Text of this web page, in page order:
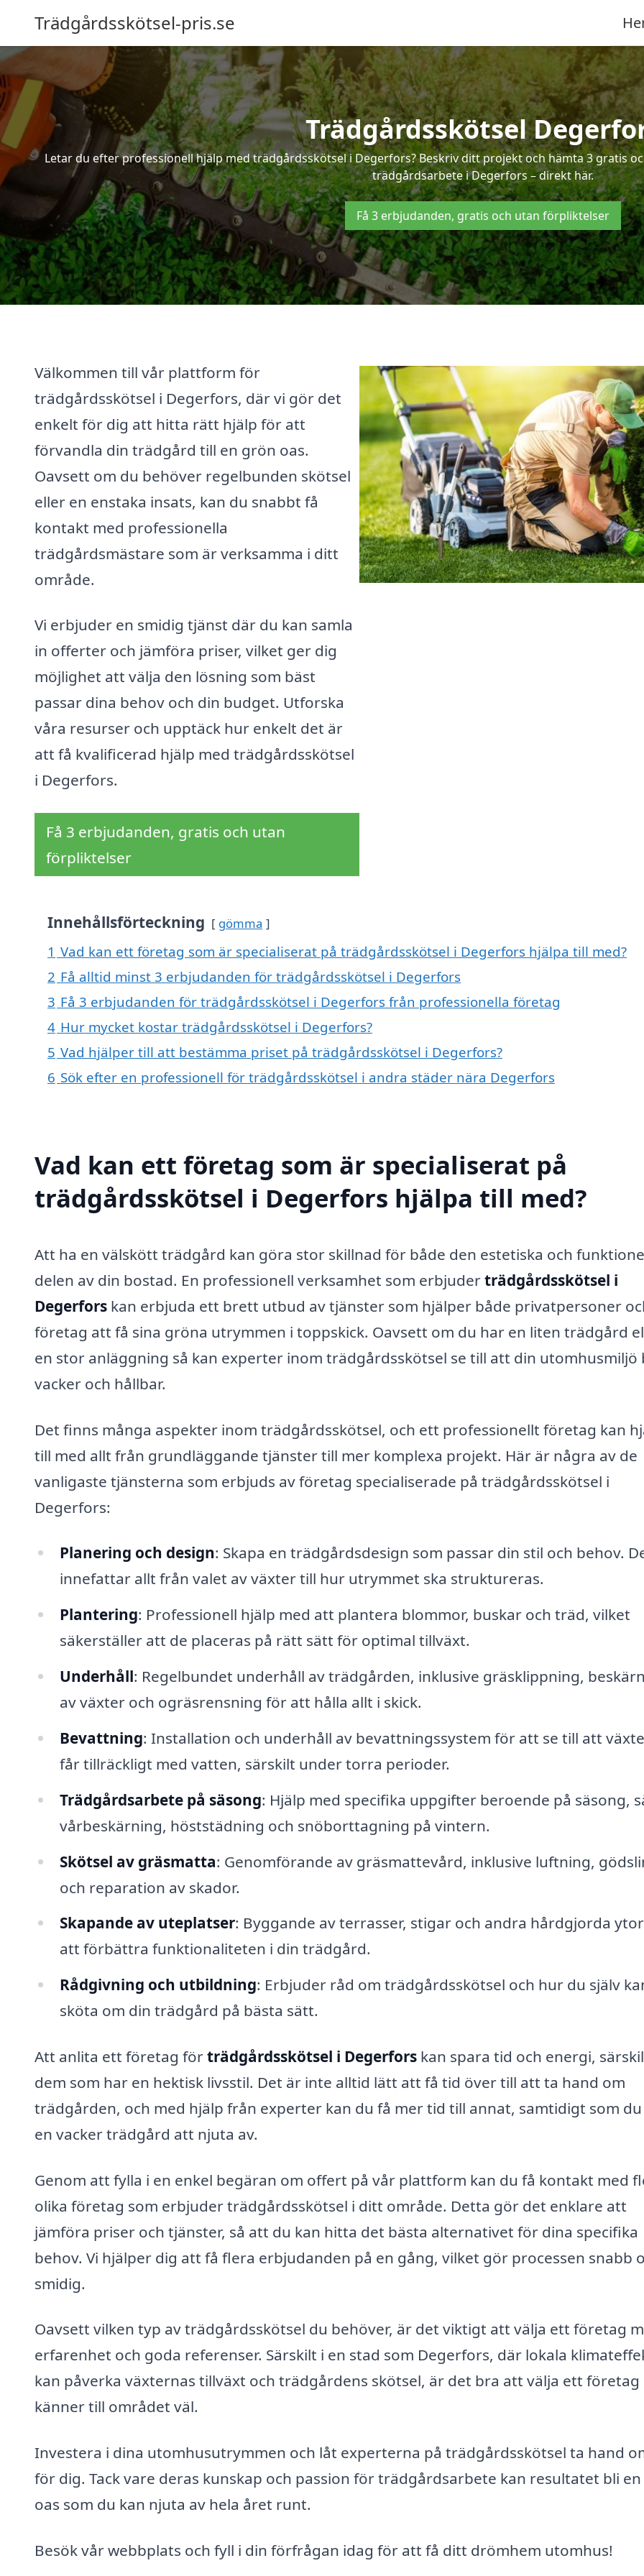
Trädgårdsskötsel-pris.se
Trädgårdsskötsel
Letar du efter professionell hjälp med trädgårdsskötsel i Degerfors? Beskriv ditt projekt och hämta 3 gratis
trädgårdsarbete i Degerfors – direkt här.
Få 3 erbjudanden, gratis och utan förpliktelser
Välkommen till vår plattform för
trädgårdsskötsel i Degerfors, där vi gör det
enkelt för dig att hitta rätt hjälp för att
förvandla din trädgård till en grön oas.
Oavsett om du behöver regelbunden skötsel
eller en enstaka insats, kan du snabbt få
kontakt med professionella
trädgårdsmästare som är verksamma i ditt
område.
Vi erbjuder en smidig tjänst där du kan samla
in offerter och jämföra priser, vilket ger dig
möjlighet att välja den lösning som bäst
passar dina behov och din budget. Utforska
våra resurser och upptäck hur enkelt det är
att få kvalificerad hjälp med trädgårdsskötsel
i Degerfors.
Få 3 erbjudanden, gratis och utan
förpliktelser
Innehållsförteckning gömma
1 Vad kan ett företag som är specialiserat på trädgårdsskötsel i Degerfors hjälpa till med?
2 Få alltid minst 3 erbjudanden för trädgårdsskötsel i Degerfors
3 Få 3 erbjudanden för trädgårdsskötsel i Degerfors från professionella företag
4 Hur mycket kostar trädgårdsskötsel i Degerfors?
5 Vad hjälper till att bestämma priset på trädgårdsskötsel i Degerfors?
6 Sök efter en professionell för trädgårdsskötsel i andra städer nära Degerfors
Vad kan ett företag som är specialiserat på
trädgårdsskötsel i Degerfors hjälpa till med?
Att ha en välskött trädgård kan göra stor skillnad för både den estetiska och
delen av din bostad. En professionell verksamhet som erbjuderträdgårdsskötsel i
Degerfors kan erbjuda ett brett utbud av tjänster som hjälper både privatpersoner
företag att få sina gröna utrymmen i toppskick. Oavsett om du har en liten trädgård
en stor anläggning så kan experter inom trädgårdsskötsel se till att din utomhusmiljö
vacker och hållbar.
Det finns många aspekter inom trädgårdsskötsel, och ett professionellt företag kan
till med allt från grundläggande tjänster till mer komplexa projekt. Här är några av de
vanligaste tjänsterna som erbjuds av företag specialiserade på trädgårdsskötsel i
Degerfors:
Planering och design: Skapa en trädgårdsdesign som passar din stil och behov.
innefattar allt från valet av växter till hur utrymmet ska struktureras.
Plantering: Professionell hjälp med att plantera blommor, buskar och träd, vilket
säkerställer att de placeras på rätt sätt för optimal tillväxt.
Underhåll: Regelbundet underhåll av trädgården, inklusive gräsklippning,
av växter och ogräsrensning för att hålla allt i skick.
Bevattning: Installation och underhåll av bevattningssystem för att se till att
får tillräckligt med vatten, särskilt under torra perioder.
Trädgårdsarbete på säsong: Hjälp med specifika uppgifter beroende på säsong,
vårbeskärning, höststädning och snöborttagning på vintern.
Skötsel av gräsmatta: Genomförande av gräsmattevård, inklusive luftning,
och reparation av skador.
Skapande av uteplatser: Byggande av terrasser, stigar och andra hårdgjorda
att förbättra funktionaliteten i din trädgård.
Rådgivning och utbildning: Erbjuder råd om trädgårdsskötsel och hur du själv
sköta om din trädgård på bästa sätt.
Att anlita ett företag förträdgårdsskötsel i Degerfors kan spara tid och energi,
dem som har en hektisk livsstil. Det är inte alltid lätt att få tid över till att ta hand om
trädgården, och med hjälp från experter kan du få mer tid till annat, samtidigt som
en vacker trädgård att njuta av.
Genom att fylla i en enkel begäran om offert på vår plattform kan du få kontakt med
olika företag som erbjuder trädgårdsskötsel i ditt område. Detta gör det enklare att
jämföra priser och tjänster, så att du kan hitta det bästa alternativet för dina specifika
behov. Vi hjälper dig att få flera erbjudanden på en gång, vilket gör processen snabb
smidig.
Oavsett vilken typ av trädgårdsskötsel du behöver, är det viktigt att välja ett företag
erfarenhet och goda referenser. Särskilt i en stad som Degerfors, där lokala
kan påverka växternas tillväxt och trädgårdens skötsel, är det bra att välja ett företag
känner till området väl.
Investera i dina utomhusutrymmen och låt experterna på trädgårdsskötsel ta hand
för dig. Tack vare deras kunskap och passion för trädgårdsarbete kan resultatet bli
oas som du kan njuta av hela året runt.
Besök vår webbplats och fyll i din förfrågan idag för att få ditt drömhem utomhus!